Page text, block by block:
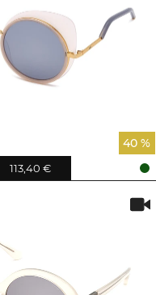
40 %
113,40 €